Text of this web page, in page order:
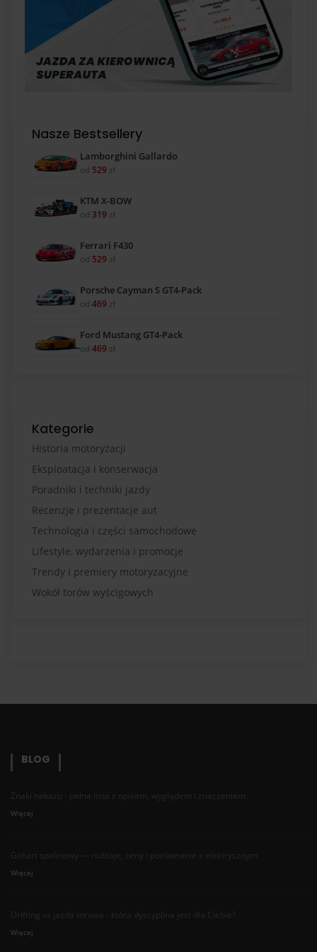
Nasze Bestsellery
Lamborghini Gallardo
od 529 zł
KTM X-BOW
od 319 zł
Ferrari F430
od 529 zł
Porsche Cayman S GT4-Pack
od 469 zł
Ford Mustang GT4-Pack
od 469 zł
Kategorie
Historia motoryzacji
Eksploatacja i konserwacja
Poradniki i techniki jazdy
Recenzje i prezentacje aut
Technologia i części samochodowe
Lifestyle, wydarzenia i promocje
Trendy i premiery motoryzacyjne
Wokół torów wyścigowych
BLOG
Znaki nakazu - pełna lista z opisem, wyglądem i znaczeniem
Więcej
Gokart spalinowy — rodzaje, ceny i porównanie z elektrycznym
Więcej
Drifting vs jazda torowa - która dyscyplina jest dla Ciebie?
Więcej